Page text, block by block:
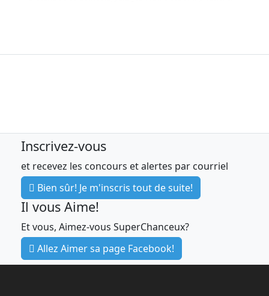
Inscrivez-vous
et recevez les concours et alertes par courriel
Bien sûr! Je m'inscris tout de suite!
Il vous Aime!
Et vous, Aimez-vous SuperChanceux?
Allez Aimer sa page Facebook!